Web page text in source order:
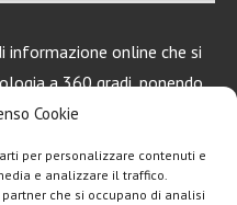
Cookie
per personalizzare contenuti e
e analizzare il traffico.
che si occupano di analisi
informazione online che si
a 360 gradi, ponendo
mondo Android, Apple e